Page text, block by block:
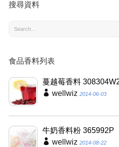
搜尋資料
食品香料列表
蔓越莓香料
wellwiz 2014-06-03
牛奶香料粉 365992P
wellwiz 2014-08-22